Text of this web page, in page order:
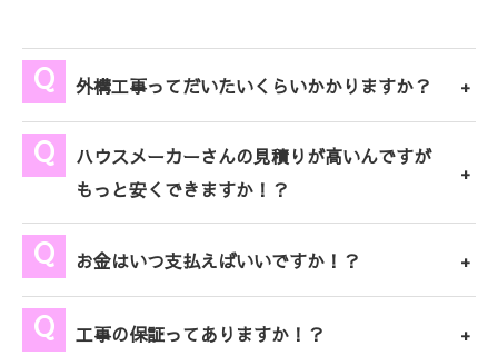
外構工事ってだいたいくらいかかりますか？
ハウスメーカーさんの見積りが高いんですが
もっと安くできますか！？
お金はいつ支払えばいいですか！？
工事の保証ってありますか！？